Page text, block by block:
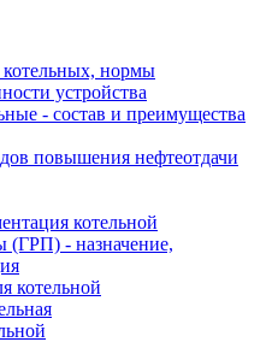
нормы
устройства
- состав и преимущества
повышения нефтеотдачи
котельной
(ГРП) - назначение,
котельной